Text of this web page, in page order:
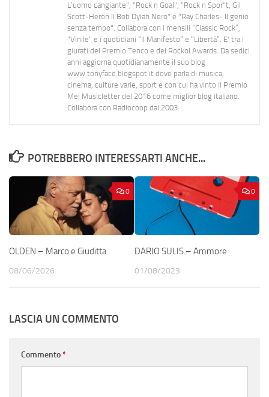
L’uomo cangiante", "Rock n Goal", "Rock n Spor"t, Gil
Scott-Heron Il Bob Dylan Nero" e "Ray Charles- Il genio
senza tempo". Collabora con i mensili “Classic Rock”,
"Vinile" e i quotidiani “Il Manifesto” e “Libertà”. E' tra i
giurati del Premio Tenco e del Rockol Awards. Da sedici
anni aggiorna quotidianamente il suo blog
www.tonyface.blogspot.it dove parla di musica,
cinema, culture varie, sport e con cui ha vinto il Premio
Mei Musicletter del 2016 come miglior blog italiano.
Collabora con Radiocoop dal 2003.
POTREBBERO INTERESSARTI ANCHE...
0
OLDEN – Marco e Giuditta
08/06/2026
0
DARIO SULIS – Ammore
01/08/2023
LASCIA UN COMMENTO
Commento*